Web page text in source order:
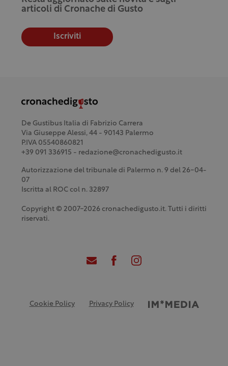
articoli di Cronache di Gusto
Iscriviti
De Gustibus Italia di Fabrizio Carrera
Via Giuseppe Alessi, 44 - 90143 Palermo
P.IVA 05540860821
+39 091 336915 - redazione@cronachedigusto.it
Autorizzazione del tribunale di Palermo n. 9 del 26-04-
07
Iscritta al ROC col n. 32897
Copyright © 2007-2026 cronachedigusto.it. Tutti i diritti
riservati.
Cookie Policy Privacy Policy Credits